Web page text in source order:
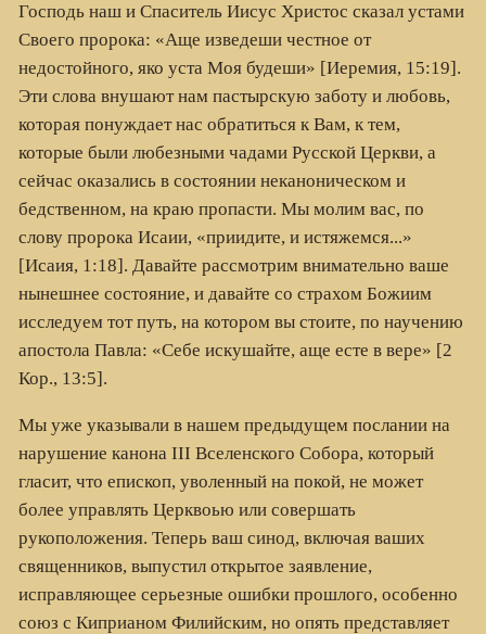
Господь наш и Спаситель Иисус Христос сказал устами
Своего пророка: «Аще изведеши честное от
недостойного, яко уста Моя будеши» [Иеремия, 15:19].
Эти слова внушают нам пастырскую заботу и любовь,
которая понуждает нас обратиться к Вам, к тем,
которые были любезными чадами Русской Церкви, а
сейчас оказались в состоянии неканоническом и
бедственном, на краю пропасти. Мы молим вас, по
слову пророка Исаии, «приидите, и истяжемся...»
[Исаия, 1:18]. Давайте рассмотрим внимательно ваше
нынешнее состояние, и давайте со страхом Божиим
исследуем тот путь, на котором вы стоите, по научению
апостола Павла: «Себе искушайте, аще есте в вере» [2
Кор., 13:5].
Мы уже указывали в нашем предыдущем послании на
нарушение канона III Вселенского Собора, который
гласит, что епископ, уволенный на покой, не может
более управлять Церквоью или совершать
рукоположения. Теперь ваш синод, включая ваших
священников, выпустил открытое заявление,
исправляющее серьезные ошибки прошлого, особенно
союз с Киприаном Филийским, но опять представляет